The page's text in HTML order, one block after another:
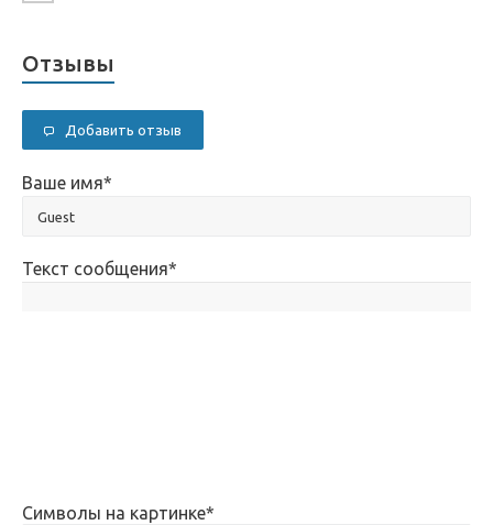
Отзывы
Добавить отзыв
Ваше имя*
Текст сообщения*
Символы на картинке*